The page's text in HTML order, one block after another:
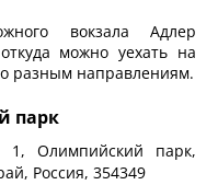
вокзала Адлер
можно уехать на
разным направлениям.
парк
1, Олимпийский парк,
Россия, 354349